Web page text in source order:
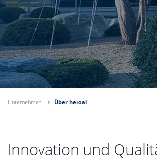
Unternehmen Über heroal
Innovation und